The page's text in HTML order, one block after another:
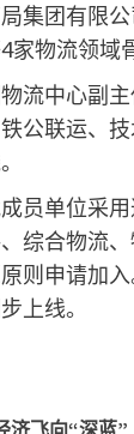
集团有限
家物流领域
流中心副
公联运、
员单位采
综合物流
则申请加
上线。
济飞向“深蓝”